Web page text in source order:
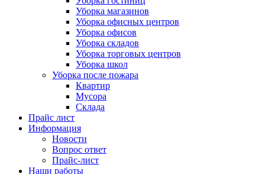
Уборка магазинов
Уборка офисных центров
Уборка офисов
Уборка складов
Уборка торговых центров
Уборка школ
Уборка после пожара
Квартир
Мусора
Склада
Прайс лист
Информация
Новости
Вопрос ответ
Прайс-лист
Наши работы